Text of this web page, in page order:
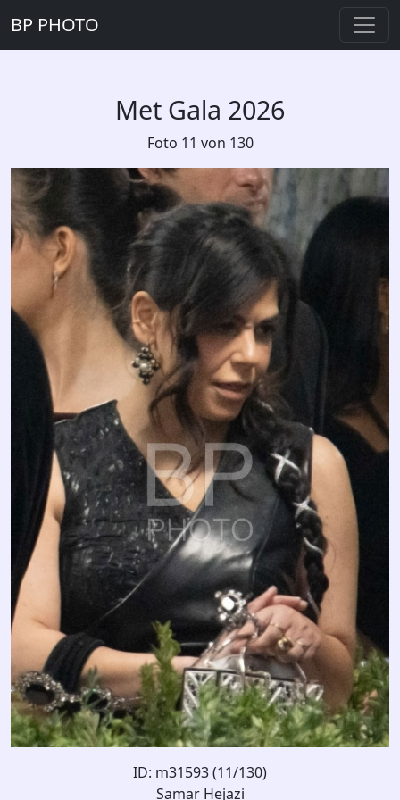
BP PHOTO
Met Gala 2026
Foto 11 von 130
ID: m31593 (11/130)
Samar Hejazi